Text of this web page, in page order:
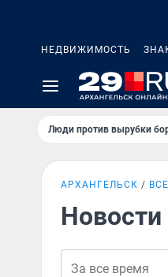
НЕДВИЖИМОСТЬ
Люди против вырубки
АРХАНГЕЛЬСК